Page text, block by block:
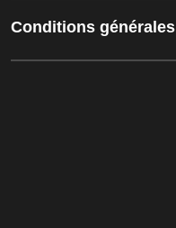
Conditions générales